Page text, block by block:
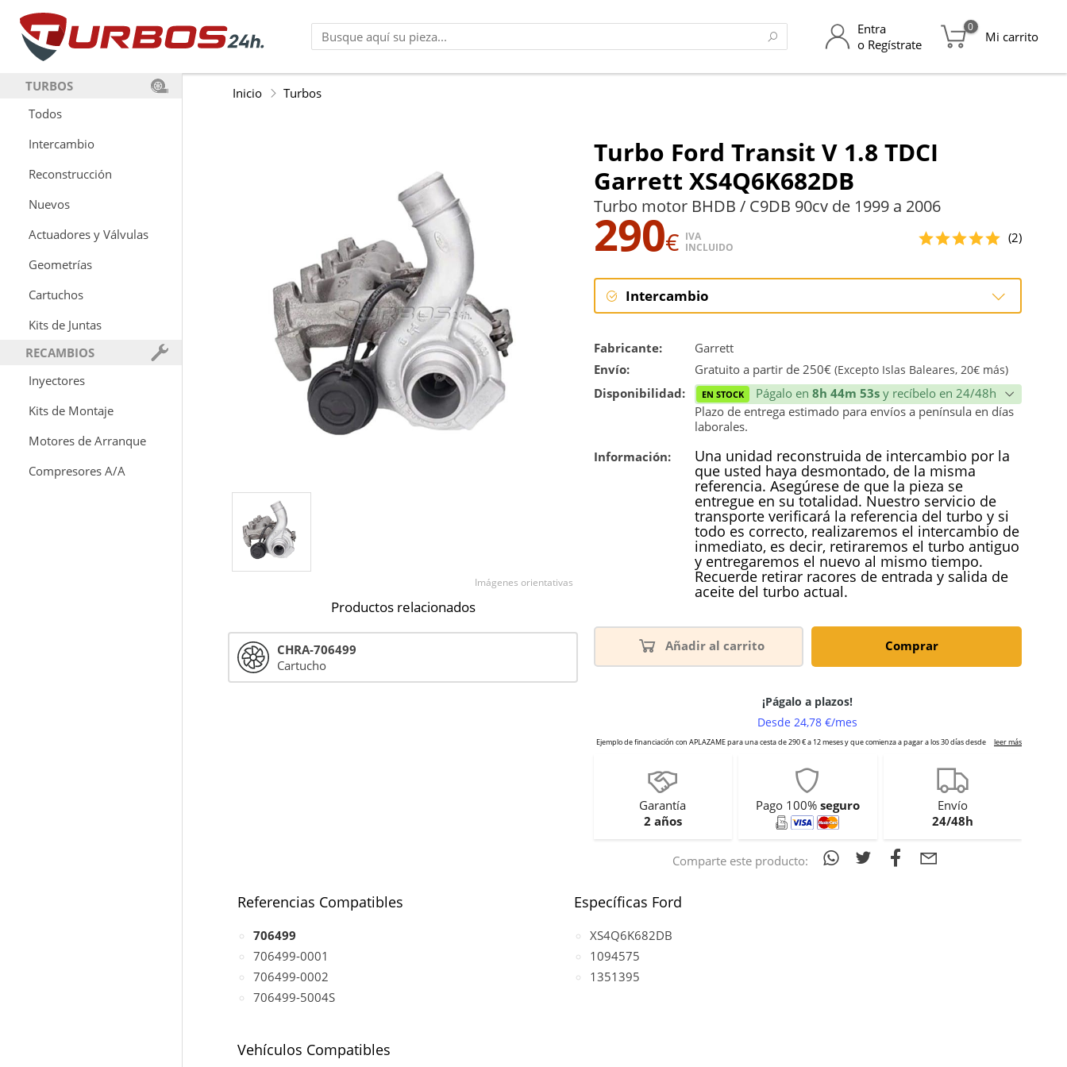
Entra
o Regístrate
0
Mi carrito
TURBOS
Todos
Intercambio
Reconstrucción
Nuevos
Actuadores y Válvulas
Geometrías
Cartuchos
Kits de Juntas
RECAMBIOS
Inyectores
Kits de Montaje
Motores de Arranque
Compresores A/A
Inicio Turbos
Turbo Ford Transit V 1.8 TDCI
Garrett XS4Q6K682DB
Turbo motor BHDB / C9DB 90cv de 1999 a 2006
290€ IVA
INCLUIDO
(2)
Intercambio
Reconstrucción
Fabricante:
Garrett
Envío:
Gratuito a partir de 250€ (Excepto Islas Baleares, 20€ más)
Disponibilidad: EN STOCK Págalo en 8h 44m 53s y recíbelo en 24/48h
Plazo de entrega estimado para envíos a península en días
laborales.
Información:
Una unidad reconstruida de intercambio por la
que usted haya desmontado, de la misma
referencia. Asegúrese de que la pieza se
entregue en su totalidad. Nuestro servicio de
transporte verificará la referencia del turbo y si
todo es correcto, realizaremos el intercambio de
inmediato, es decir, retiraremos el turbo antiguo
y entregaremos el nuevo al mismo tiempo.
Recuerde retirar racores de entrada y salida de
aceite del turbo actual.
Añadir al carrito Comprar
Garantía
2 años
Pago 100% seguro
Envío
24/48h
Comparte este producto:
Imágenes orientativas
Productos relacionados
CHRA-706499
Cartucho
Referencias Compatibles
706499
706499-0001
706499-0002
706499-5004S
Específicas Ford
XS4Q6K682DB
1094575
1351395
Vehículos Compatibles